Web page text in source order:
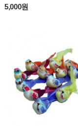
5,000원